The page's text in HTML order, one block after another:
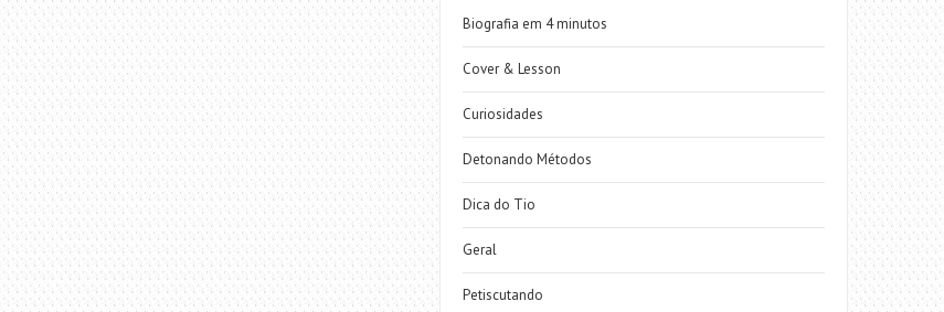
Biografia em 4 minutos
Cover & Lesson
Curiosidades
Detonando Métodos
Dica do Tio
Geral
Petiscutando